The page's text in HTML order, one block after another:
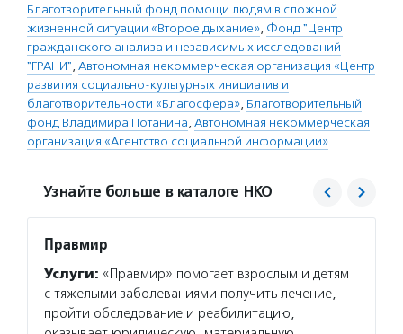
Благотворительный фонд помощи людям в сложной
жизненной ситуации «Второе дыхание», Фонд "Центр
гражданского анализа и независимых исследований
"ГРАНИ", Автономная некоммерческая организация «Центр
развития социально-культурных инициатив и
благотворительности «Благосфера», Благотворительный
фонд Владимира Потанина, Автономная некоммерческая
организация «Агентство социальной информации»
Узнайте больше в каталоге НКО
Правмир
Услуги: «Правмир» помогает взрослым и детям
с тяжелыми заболеваниями получить лечение,
пройти обследование и реабилитацию,